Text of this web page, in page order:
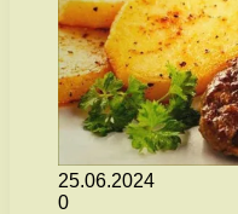
25.06.2024
0